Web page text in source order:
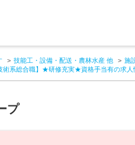
技能工・設備・配送・農林水産 他 施
術系総合職】★研修充実★資格手当有の求人
プ